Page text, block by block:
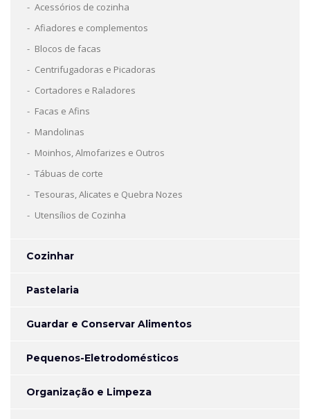
Acessórios de cozinha
Afiadores e complementos
Blocos de facas
Centrifugadoras e Picadoras
Cortadores e Raladores
Facas e Afins
Mandolinas
Moinhos, Almofarizes e Outros
Tábuas de corte
Tesouras, Alicates e Quebra Nozes
Utensílios de Cozinha
Cozinhar
Pastelaria
Guardar e Conservar Alimentos
Pequenos-Eletrodomésticos
Organização e Limpeza